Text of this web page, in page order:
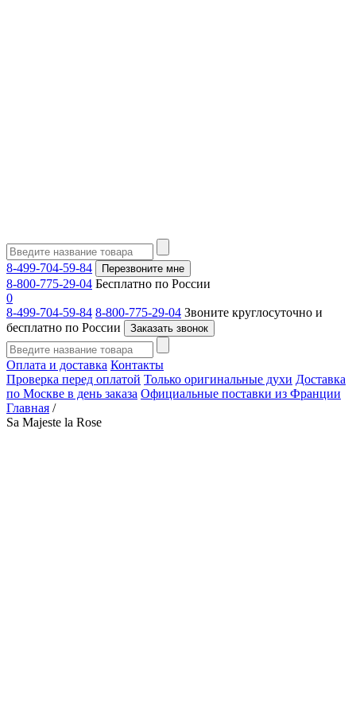
8-499-704-59-84 Перезвоните мне
8-800-775-29-04 Бесплатно по России
0
8-499-704-59-84 8-800-775-29-04 Звоните круглосуточно и
бесплатно по России
Заказать звонок
Оплата и доставка Контакты
Проверка перед оплатой Только оригинальные духи Доставка
по Москве в день заказа Официальные поставки из Франции
Главная /
Sa Majeste la Rose